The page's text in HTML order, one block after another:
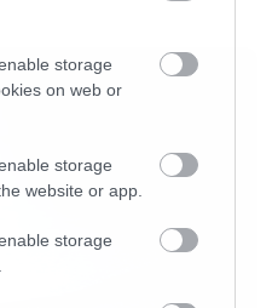
storage
on web or
storage
website or app.
storage
για αυτά τα τρία
να θεωρείται
κατά πολύ τη μία
αμέσως μετά από
μπούμε στην
μεγάλο φινάλε που θα
θα ανέβει στην
της πρωτοχρονιάς